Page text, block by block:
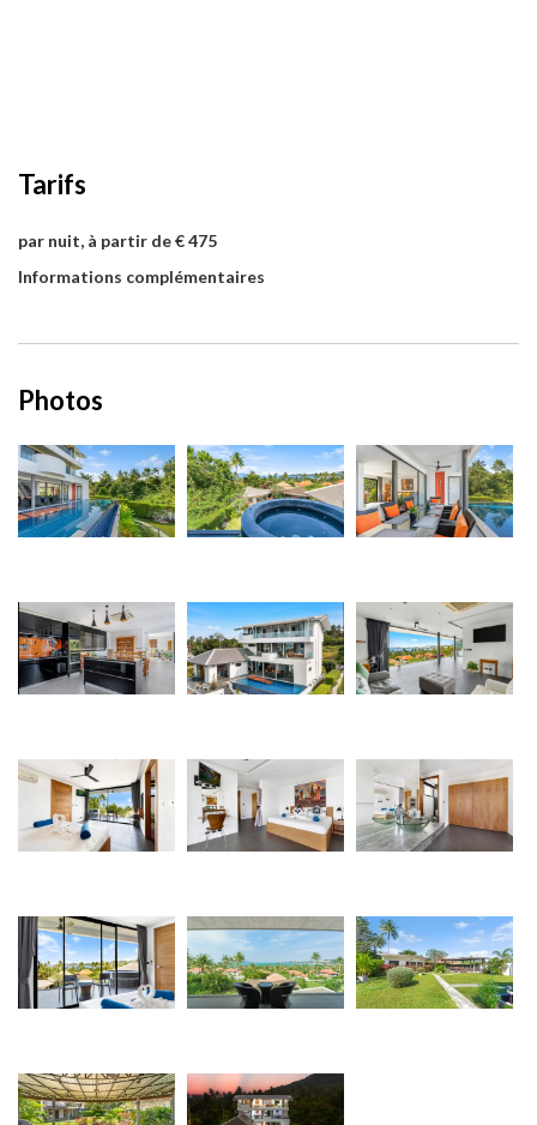
Tarifs
par nuit, à partir de € 475
Informations complémentaires
Photos